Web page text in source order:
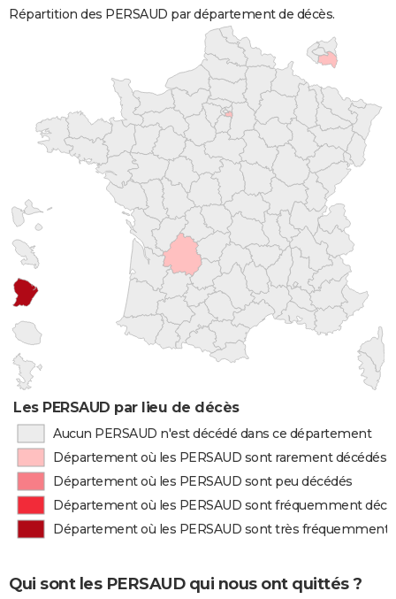
Répartition des PERSAUD par département de décès.
Les PERSAUD par lieu de décès
Aucun PERSAUD n'est décédé dans ce département
Département où les PERSAUD sont rarement décédés
Département où les PERSAUD sont peu décédés
Département où les PERSAUD sont fréquemment
Département où les PERSAUD sont très fréquemment
Qui sont les PERSAUD qui nous ont quittés ?